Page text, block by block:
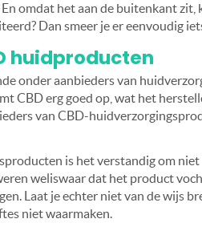
omdat het aan de buitenkant zit,
Dan smeer je er eenvoudig
huidproducten
onder aanbieders van
CBD erg goed op, wat het
van CBD-
is het verstandig om
weliswaar dat het product
Laat je echter niet van de wijs
niet waarmaken.